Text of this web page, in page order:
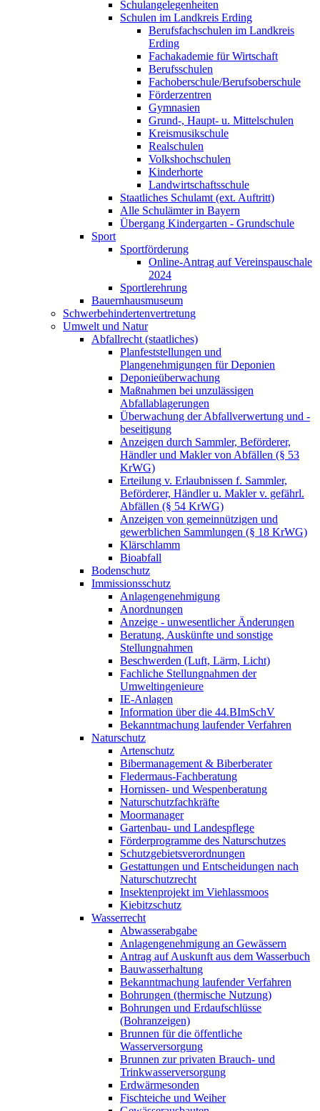
Schulangelegenheiten
Schulen im Landkreis Erding
Berufsfachschulen im Landkreis
Erding
Fachakademie für Wirtschaft
Berufsschulen
Fachoberschule/Berufsoberschule
Förderzentren
Gymnasien
Grund-, Haupt- u. Mittelschulen
Kreismusikschule
Realschulen
Volkshochschulen
Kinderhorte
Landwirtschaftsschule
Staatliches Schulamt (ext. Auftritt)
Alle Schulämter in Bayern
Übergang Kindergarten - Grundschule
Sport
Sportförderung
Online-Antrag auf Vereinspauschale
2024
Sportlerehrung
Bauernhausmuseum
Schwerbehindertenvertretung
Umwelt und Natur
Abfallrecht (staatliches)
Planfeststellungen und
Plangenehmigungen für Deponien
Deponieüberwachung
Maßnahmen bei unzulässigen
Abfallablagerungen
Überwachung der Abfallverwertung und -
beseitigung
Anzeigen durch Sammler, Beförderer,
Händler und Makler von Abfällen (§ 53
KrWG)
Erteilung v. Erlaubnissen f. Sammler,
Beförderer, Händler u. Makler v. gefährl.
Abfällen (§ 54 KrWG)
Anzeigen von gemeinnützigen und
gewerblichen Sammlungen (§ 18 KrWG)
Klärschlamm
Bioabfall
Bodenschutz
Immissionsschutz
Anlagengenehmigung
Anordnungen
Anzeige - unwesentlicher Änderungen
Beratung, Auskünfte und sonstige
Stellungnahmen
Beschwerden (Luft, Lärm, Licht)
Fachliche Stellungnahmen der
Umweltingenieure
IE-Anlagen
Information über die 44.BImSchV
Bekanntmachung laufender Verfahren
Naturschutz
Artenschutz
Bibermanagement & Biberberater
Fledermaus-Fachberatung
Hornissen- und Wespenberatung
Naturschutzfachkräfte
Moormanager
Gartenbau- und Landespflege
Förderprogramme des Naturschutzes
Schutzgebietsverordnungen
Gestattungen und Entscheidungen nach
Naturschutzrecht
Insektenprojekt im Viehlassmoos
Kiebitzschutz
Wasserrecht
Abwasserabgabe
Anlagengenehmigung an Gewässern
Antrag auf Auskunft aus dem Wasserbuch
Bauwasserhaltung
Bekanntmachung laufender Verfahren
Bohrungen (thermische Nutzung)
Bohrungen und Erdaufschlüsse
(Bohranzeigen)
Brunnen für die öffentliche
Wasserversorgung
Brunnen zur privaten Brauch- und
Trinkwasserversorgung
Erdwärmesonden
Fischteiche und Weiher